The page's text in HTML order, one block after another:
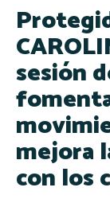
sesión
mejora
con los